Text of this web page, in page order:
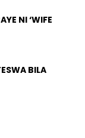
NI ‘WIFE
BILA